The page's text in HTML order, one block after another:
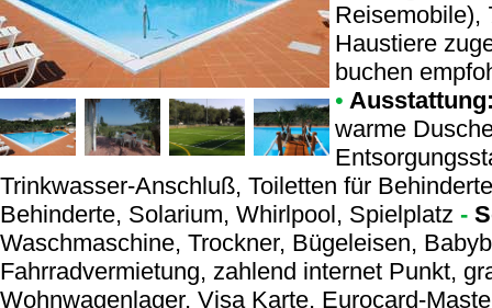
Reisemobile),
Haustiere
buchen
•
warme
Trinkwasser-Anschluß, Toiletten für
Behinderte, Solarium, Whirlpool, Spielplatz -
Waschmaschine, Trockner, Bügeleisen,
Fahrradvermietung, zahlend internet Punkt,
Wohnwagenlager, Visa Karte, Eurocard-